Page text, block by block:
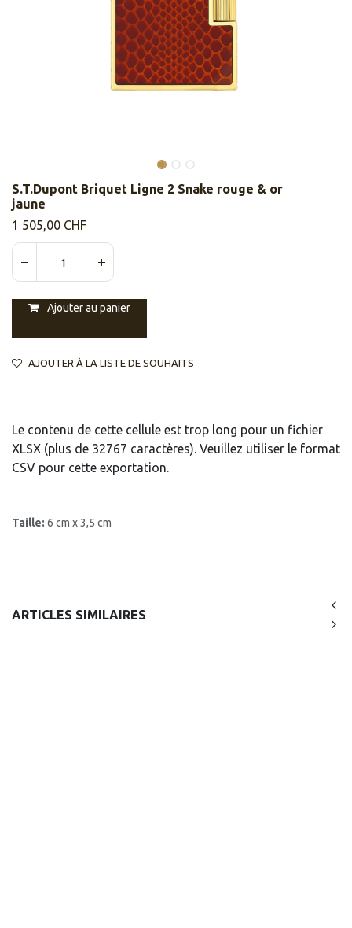
S.T.Dupont Briquet Ligne 2 Snake rouge & or
jaune
1 505,00 CHF
Ajouter au panier
AJOUTER À LA LISTE DE SOUHAITS
Le contenu de cette cellule est trop long pour un fichier
XLSX (plus de 32767 caractères). Veuillez utiliser le format
CSV pour cette exportation.
Taille: 6 cm x 3,5 cm
ARTICLES SIMILAIRES